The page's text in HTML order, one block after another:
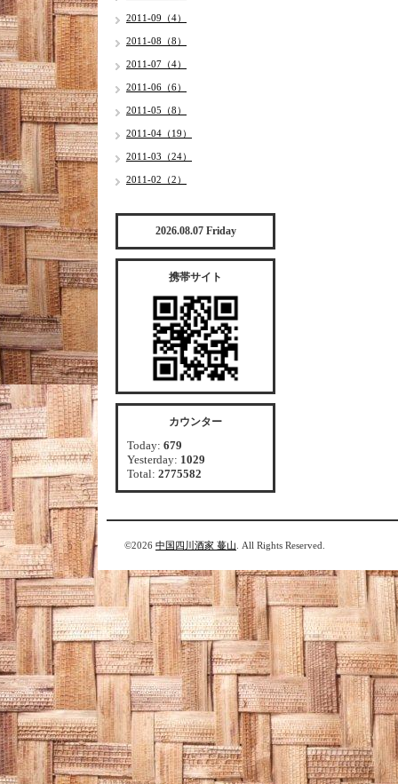
2011-09（4）
2011-08（8）
2011-07（4）
2011-06（6）
2011-05（8）
2011-04（19）
2011-03（24）
2011-02（2）
2026.08.07 Friday
携帯サイト
カウンター
Today: 679
Yesterday: 1029
Total: 2775582
©2026 中国四川酒家 蔓山 . All Rights Reserved.